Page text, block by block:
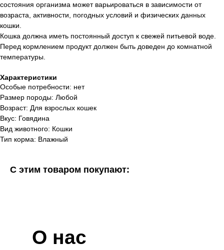
состояния организма может варьироваться в зависимости от
возраста, активности, погодных условий и физических данных
кошки.
Кошка должна иметь постоянный доступ к свежей питьевой воде.
Перед кормлением продукт должен быть доведен до комнатной
температуры.
Характеристики
Особые потребности: нет
Размер породы: Любой
Возраст: Для взрослых кошек
Вкус: Говядина
Вид животного: Кошки
Тип корма: Влажный
С этим товаром покупают:
О нас